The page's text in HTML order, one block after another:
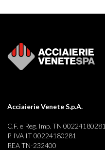
Acciaierie Venete S.p.A.
C.F. e Reg. Imp. TN 00224180281
P. IVA IT 00224180281
REA TN-232400